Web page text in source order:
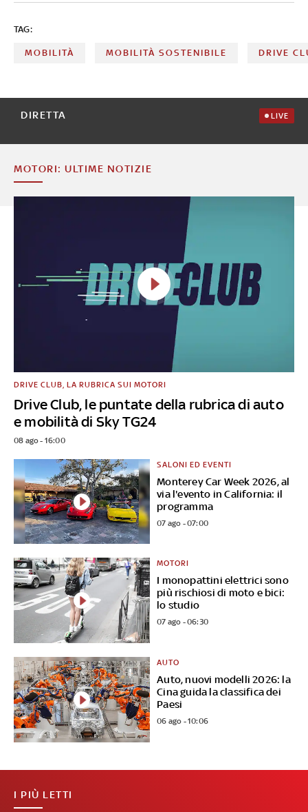
TAG:
MOBILITÀ MOBILITÀ SOSTENIBILE DRIVE
DIRETTA LIVE
MOTORI: ULTIME NOTIZIE
Drive Club, le puntate della rubrica di auto
e mobilità di Sky TG24
DRIVE CLUB, LA RUBRICA SUI MOTORI
08 ago - 16:00
Monterey Car Week 2026, al
via l'evento in California: il
programma
SALONI ED EVENTI
07 ago - 07:00
I monopattini elettrici sono
più rischiosi di moto e bici:
lo studio
MOTORI
07 ago - 06:30
Auto, nuovi modelli 2026: la
Cina guida la classifica dei
Paesi
AUTO
06 ago - 10:06
I PIÙ LETTI